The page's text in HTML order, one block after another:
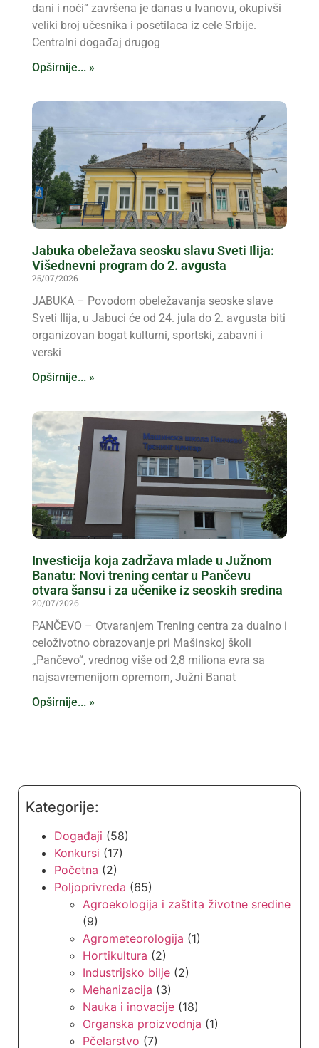
IVANOVO – Dvodnevna manifestacija „Ribarski
dani i noći“ završena je danas u Ivanovu, okupivši
veliki broj učesnika i posetilaca iz cele Srbije.
Centralni događaj drugog
Jabuka obeležava seosku slavu Sveti Ilija:
Višednevni program do 2. avgusta
25/07/2026
JABUKA – Povodom obeležavanja seoske slave
Sveti Ilija, u Jabuci će od 24. jula do 2. avgusta biti
organizovan bogat kulturni, sportski, zabavni i
verski
Investicija koja zadržava mlade u Južnom
Banatu: Novi trening centar u Pančevu
otvara šansu i za učenike iz seoskih sredina
20/07/2026
PANČEVO – Otvaranjem Trening centra za dualno i
celoživotno obrazovanje pri Mašinskoj školi
„Pančevo“, vrednog više od 2,8 miliona evra sa
najsavremenijom opremom, Južni Banat
Događaji (58)
Konkursi (17)
Početna(2)
Poljoprivreda(65)
Agroekologija i zaštita životne sredine
(9)
Agrometeorologija
Hortikultura (2)
Industrijsko bilje
Mehanizacija(3)
Nauka i inovacije(18)
Organska proizvodnja